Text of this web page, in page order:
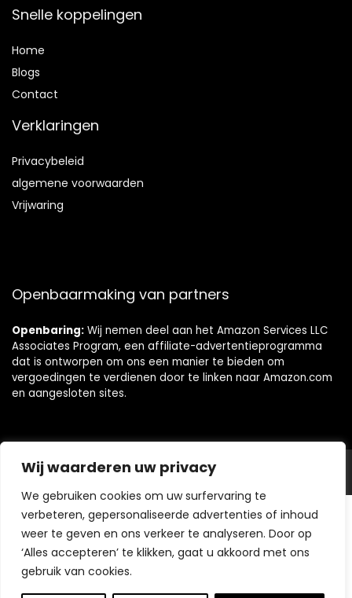
Wij waarderen uw privacy
We gebruiken cookies om uw surfervaring te
verbeteren, gepersonaliseerde advertenties of inhoud
weer te geven en ons verkeer te analyseren. Door op
‘Alles accepteren’ te klikken, gaat u akkoord met ons
gebruik van cookies.
Snelle koppelingen
Home
Blogs
Contact
Verklaringen
Privacybeleid
algemene voorwaarden
Vrijwaring
Openbaarmaking van partners
Openbaring: Wij nemen deel aan het Amazon Services LLC
Associates Program, een affiliate-advertentieprogramma
dat is ontworpen om ons een manier te bieden om
vergoedingen te verdienen door te linken naar Amazon.com
en aangesloten sites.
© https://toptuinhuiskopen.nl. Alle rechten voorbehouden.
Bouw Jouw Ultieme Buitenruimte
Buiten Leefruimte
Top Tuinhuis Kopen - Creëer je eigen buitenparadijs
Top Tiny House Kopen- Minimalistisch wonen